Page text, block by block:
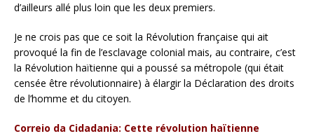
d’ailleurs allé plus loin que les deux premiers.
Je ne crois pas que ce soit la Révolution française qui ait
provoqué la fin de l’esclavage colonial mais, au contraire, c’est
la Révolution haïtienne qui a poussé sa métropole (qui était
censée être révolutionnaire) à élargir la Déclaration des droits
de l’homme et du citoyen.
Correio da Cidadania: Cette révolution haïtienne